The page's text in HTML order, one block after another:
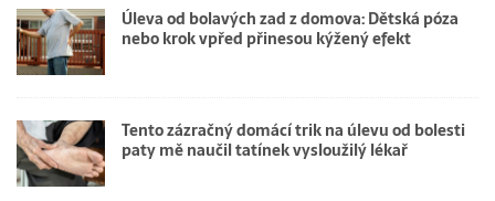
Úleva od bolavých zad z domova: Dětská póza
nebo krok vpřed přinesou kýžený efekt
Tento zázračný domácí trik na úlevu od bolesti
paty mě naučil tatínek vysloužilý lékař